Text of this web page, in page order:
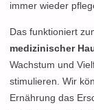
immer wieder
Das funktioniert
medizinischer
Wachstum und
stimulieren. Wir
Ernährung das